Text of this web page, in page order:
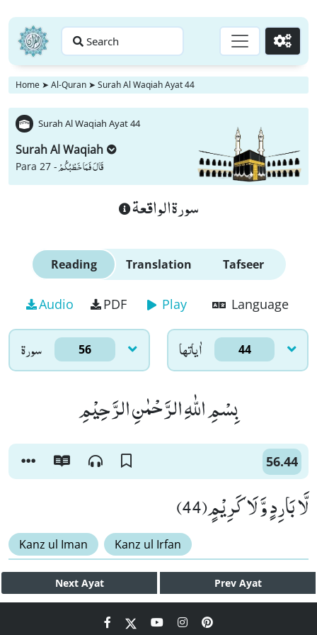
Search Go
Home ➤ Al-Quran ➤ Surah Al Waqiah Ayat 44
Surah Al Waqiah Ayat 44
Surah Al Waqiah
Para 27 -قَالَ فَمَا خَطْبُكُمْ
سورة الواقعة
Reading Translation Tafseer
Audio PDF Play Language
سورۃ 56 اٰياتها 44
بِسْمِ اللّٰهِ الرَّحْمٰنِ الرَّحِیْمِ
56.44
لَّا بَارِدٍ وَّ لَا كَرِیْمٍ(44)
Kanz ul Iman Kanz ul Irfan
Next Ayat Prev Ayat